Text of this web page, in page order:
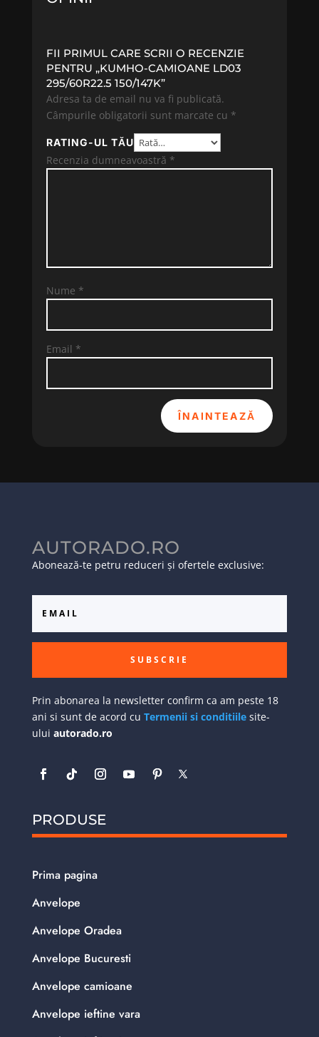
FII PRIMUL CARE SCRII O RECENZIE
PENTRU „KUMHO-CAMIOANE LD03
295/60R22.5 150/147K”
Adresa ta de email nu va fi publicată.
Câmpurile obligatorii sunt marcate cu *
RATING-UL TĂU
Recenzia dumneavoastră *
Nume *
Email *
ÎNAINTEAZĂ
AUTORADO.RO
Abonează-te petru reduceri și ofertele exclusive:
SUBSCRIE
Prin abonarea la newsletter confirm ca am peste 18
ani si sunt de acord cu Termenii si conditiilesite-
ului autorado.ro
PRODUSE
Prima pagina
Anvelope
Anvelope Oradea
Anvelope Bucuresti
Anvelope camioane
Anvelope ieftine vara